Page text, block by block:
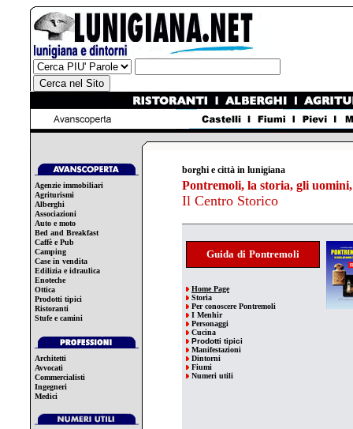
Agenzie immobiliari
Agriturismi
Alberghi
Associazioni
Auto e moto
Bed and Breakfast
Caffè e Pub
Camping
Case in vendita
Edilizia e idraulica
Enoteche
Ottica
Prodotti tipici
Ristoranti
Stufe e camini
Architetti
Avvocati
Commercialisti
Ingegneri
Medici
borghi e città in lunigiana
Pontremoli, la storia, gli
Il Centro Storico
Guida di Pontremoli
Home Page
Storia
Per conoscere Pontremoli
I Menhir
Personaggi
Cucina
Prodotti tipici
Manifestazioni
Dintorni
Fiumi
Numeri utili